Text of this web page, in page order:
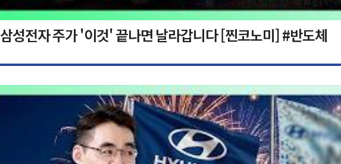
삼성전자 주가 '이것' 끝나면 날라갑니다 [찐코노미] #반도체